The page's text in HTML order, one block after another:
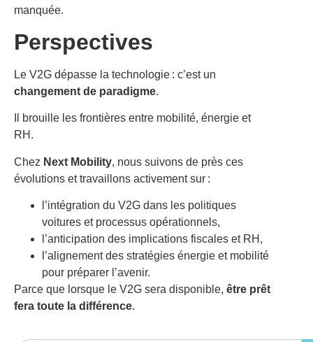
manquée.
Perspectives
Le V2G dépasse la technologie : c’est un
changement de paradigme.
Il brouille les frontières entre mobilité, énergie et
RH.
Chez Next Mobility, nous suivons de près ces
évolutions et travaillons activement sur :
l’intégration du V2G dans les politiques
voitures et processus opérationnels,
l’anticipation des implications fiscales et RH,
l’alignement des stratégies énergie et mobilité
pour préparer l’avenir.
Parce que lorsque le V2G sera disponible, être prêt
fera toute la différence.